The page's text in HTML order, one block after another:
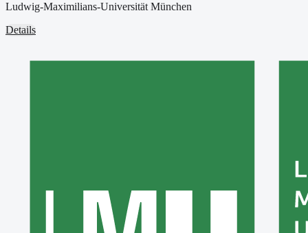
Ludwig-Maximilians-Universität München
Details